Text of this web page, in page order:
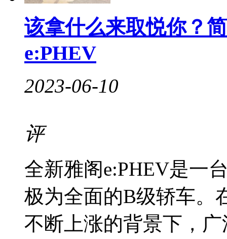
该拿什么来取悦你？
e:PHEV
2023-06-10
评
全新雅阁e:PHEV是一
极为全面的B级轿车。
不断上涨的背景下，